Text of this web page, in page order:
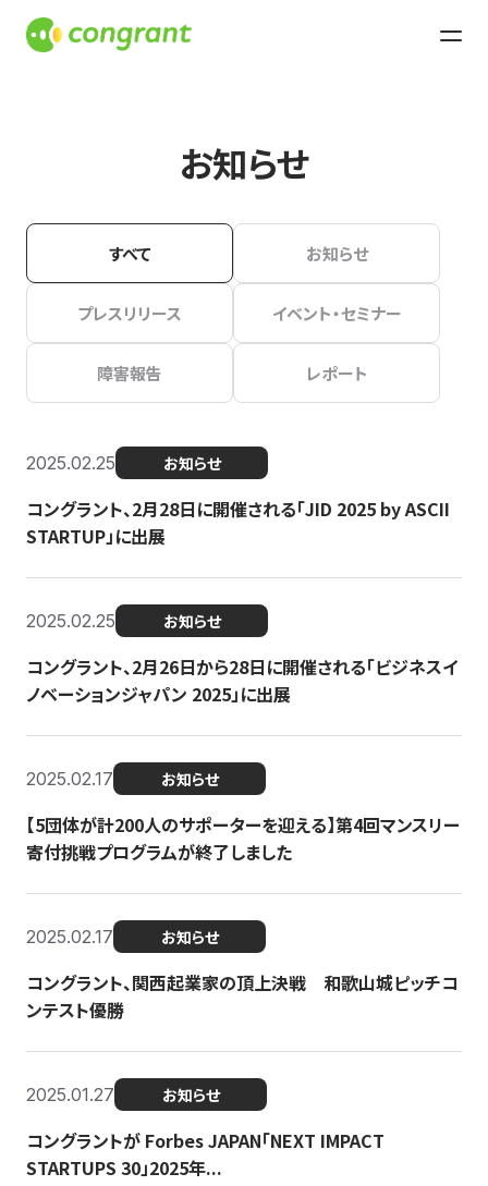
お知らせ
すべて お知らせ
プレスリリース イベント・セミナー
障害報告 レポート
2025.02.25 お知らせ
コングラント、2月28日に開催される「JID 2025 by ASCII
STARTUP」に出展
2025.02.25 お知らせ
コングラント、2月26日から28日に開催される「ビジネスイ
ノベーションジャパン 2025」に出展
2025.02.17 お知らせ
【5団体が計200人のサポーターを迎える】​​第4回マンスリー
寄付挑戦プログラムが終了しました
2025.02.17 お知らせ
コングラント、関西起業家の頂上決戦 和歌山城ピッチコ
ンテスト優勝
2025.01.27 お知らせ
コングラントが Forbes JAPAN「NEXT IMPACT
STARTUPS 30」2025年...